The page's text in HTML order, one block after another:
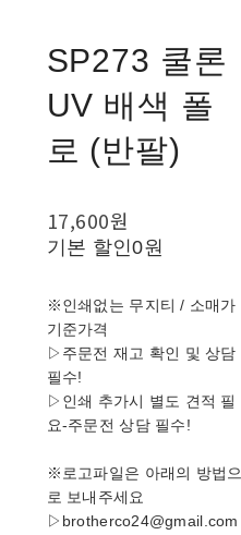
SP273 쿨론
UV 배색 폴
로 (반팔)
17,600원
기본 할인0원
※인쇄없는 무지티 / 소매가
기준가격
▷주문전 재고 확인 및 상담
필수!
▷인쇄 추가시 별도 견적 필
요-주문전 상담 필수!
※로고파일은 아래의 방법으
로 보내주세요
▷brotherco24@gmail.com